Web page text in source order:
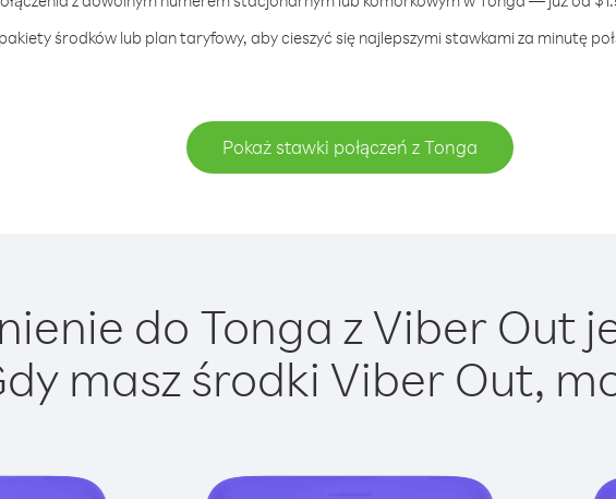
środków lub plan taryfowy, aby cieszyć się najlepszymi stawkami za minutę
Pokaż stawki połączeń z Tonga
do Tonga z Viber Out
masz środki Viber Out,